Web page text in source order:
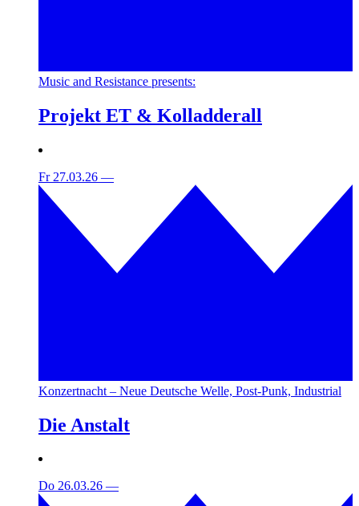
Music and Resistance presents:
Projekt ET & Kolladderall
Fr 27.03.26 —
Konzertnacht – Neue Deutsche Welle, Post-Punk, Industrial
Die Anstalt
Do 26.03.26 —